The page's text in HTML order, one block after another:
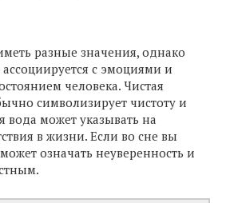
разные значения, однако
с эмоциями и
человека. Чистая
символизирует чистоту и
вода может указывать на
в жизни. Если во сне вы
означать неуверенность и